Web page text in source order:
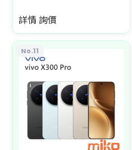
詳情 詢價
No.11